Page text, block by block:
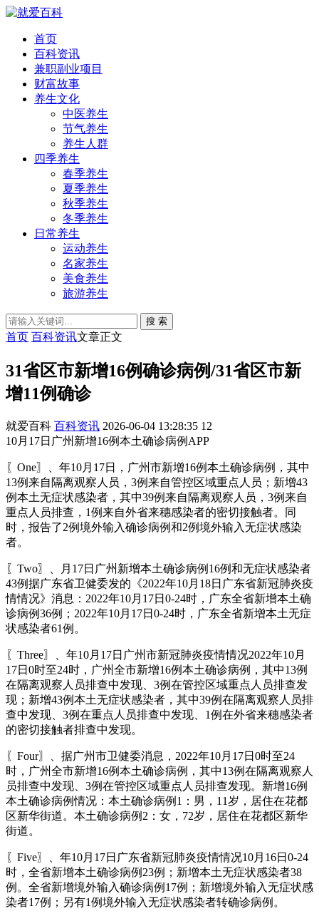
首页
百科资讯
兼职副业项目
财富故事
养生文化
中医养生
节气养生
养生人群
四季养生
春季养生
夏季养生
秋季养生
冬季养生
日常养生
运动养生
名家养生
美食养生
旅游养生
搜 索
首页 百科资讯文章正文
31省区市新增16例确诊病例/31省区市新
增11例确诊
就爱百科 百科资讯 2026-06-04 13:28:35 12
10月17日广州新增16例本土确诊病例APP
〖One〗、年10月17日，广州市新增16例本土确诊病例，其中
13例来自隔离观察人员，3例来自管控区域重点人员；新增43
例本土无症状感染者，其中39例来自隔离观察人员，3例来自
重点人员排查，1例来自外省来穗感染者的密切接触者。同
时，报告了2例境外输入确诊病例和2例境外输入无症状感染
者。
〖Two〗、月17日广州新增本土确诊病例16例和无症状感染者
43例据广东省卫健委发的《2022年10月18日广东省新冠肺炎疫
情情况》消息：2022年10月17日0-24时，广东全省新增本土确
诊病例36例；2022年10月17日0-24时，广东全省新增本土无症
状感染者61例。
〖Three〗、年10月17日广州市新冠肺炎疫情情况2022年10月
17日0时至24时，广州全市新增16例本土确诊病例，其中13例
在隔离观察人员排查中发现、3例在管控区域重点人员排查发
现；新增43例本土无症状感染者，其中39例在隔离观察人员排
查中发现、3例在重点人员排查中发现、1例在外省来穗感染者
的密切接触者排查中发现。
〖Four〗、据广州市卫健委消息，2022年10月17日0时至24
时，广州全市新增16例本土确诊病例，其中13例在隔离观察人
员排查中发现、3例在管控区域重点人员排查发现。新增16例
本土确诊病例情况：本土确诊病例1：男，11岁，居住在花都
区新华街道。本土确诊病例2：女，72岁，居住在花都区新华
街道。
〖Five〗、年10月17日广东省新冠肺炎疫情情况10月16日0-24
时，全省新增本土确诊病例23例；新增本土无症状感染者38
例。全省新增境外输入确诊病例17例；新增境外输入无症状感
染者17例；另有1例境外输入无症状感染者转确诊病例。